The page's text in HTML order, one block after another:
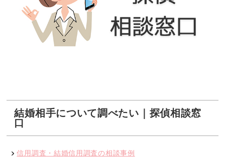
結婚相手について調べたい｜探偵相談窓
口
信用調査・結婚信用調査の相談事例